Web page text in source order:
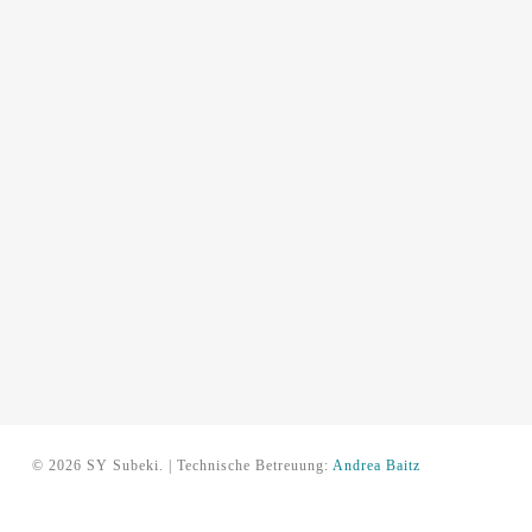
© 2026 SY Subeki. | Technische Betreuung: Andrea Baitz